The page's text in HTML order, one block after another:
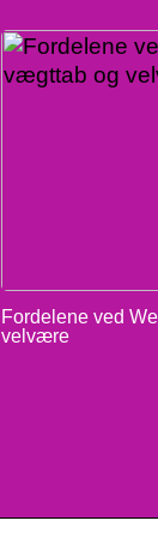
Fordelene ved
velvære